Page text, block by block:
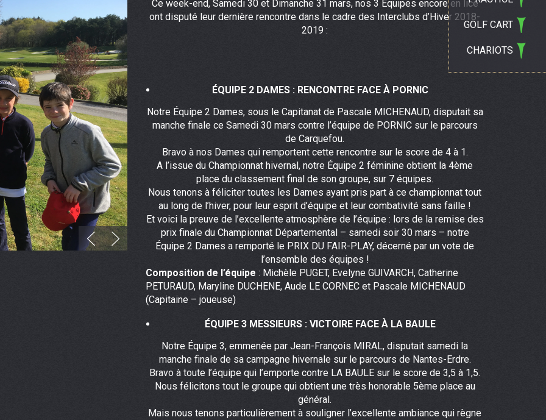
GOLF CART
CHARIOTS
Ce week-end, Samedi 30 et Dimanche 31 mars, nos 3 Équipes encore en lice
ont disputé leur dernière rencontre dans le cadre des Interclubs d’Hiver 2018-
2019 :
ÉQUIPE 2 DAMES : RENCONTRE FACE À PORNIC
Notre Équipe 2 Dames, sous le Capitanat de Pascale MICHENAUD, disputait sa
manche finale ce Samedi 30 mars contre l’équipe de PORNIC sur le parcours
de Carquefou.
Bravo à nos Dames qui remportent cette rencontre sur le score de 4 à 1.
A l’issue du Championnat hivernal, notre Équipe 2 féminine obtient la 4ème
place du classement final de son groupe, sur 7 équipes.
Nous tenons à féliciter toutes les Dames ayant pris part à ce championnat tout
au long de l’hiver, pour leur esprit d’équipe et leur combativité sans faille !
Et voici la preuve de l’excellente atmosphère de l’équipe : lors de la remise des
prix finale du Championnat Départemental – samedi soir 30 mars – notre
Équipe 2 Dames a remporté le PRIX DU FAIR-PLAY, décerné par un vote de
l’ensemble des équipes !
Composition de l’équipe : Michèle PUGET, Evelyne GUIVARCH, Catherine
PETURAUD, Maryline DUCHENE, Aude LE CORNEC et Pascale MICHENAUD
(Capitaine – joueuse)
ÉQUIPE 3 MESSIEURS : VICTOIRE FACE À LA BAULE
Notre Équipe 3, emmenée par Jean-François MIRAL, disputait samedi la
manche finale de sa campagne hivernale sur le parcours de Nantes-Erdre.
Bravo à toute l’équipe qui l’emporte contre LA BAULE sur le score de 3,5 à 1,5.
Nous félicitons tout le groupe qui obtient une très honorable 5ème place au
général.
Mais nous tenons particulièrement à souligner l’excellente ambiance qui règne